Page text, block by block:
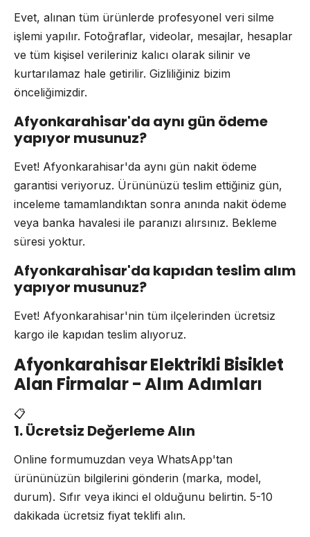
Evet, alınan tüm ürünlerde profesyonel veri silme
işlemi yapılır. Fotoğraflar, videolar, mesajlar, hesaplar
ve tüm kişisel verileriniz kalıcı olarak silinir ve
kurtarılamaz hale getirilir. Gizliliğiniz bizim
önceliğimizdir.
Afyonkarahisar'da aynı gün ödeme
yapıyor musunuz?
Evet! Afyonkarahisar'da aynı gün nakit ödeme
garantisi veriyoruz. Ürününüzü teslim ettiğiniz gün,
inceleme tamamlandıktan sonra anında nakit ödeme
veya banka havalesi ile paranızı alırsınız. Bekleme
süresi yoktur.
Afyonkarahisar'da kapıdan teslim alım
yapıyor musunuz?
Evet! Afyonkarahisar'nin tüm ilçelerinden ücretsiz
kargo ile kapıdan teslim alıyoruz.
Afyonkarahisar Elektrikli Bisiklet
Alan Firmalar - Alım Adımları
📋
1. Ücretsiz Değerleme Alın
Online formumuzdan veya WhatsApp'tan
ürününüzün bilgilerini gönderin (marka, model,
durum). Sıfır veya ikinci el olduğunu belirtin. 5-10
dakikada ücretsiz fiyat teklifi alın.